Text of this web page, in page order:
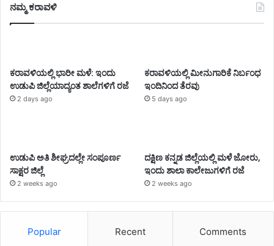
ನಮ್ಮ ಕರಾವಳಿ
ಕರಾವಳಿಯಲ್ಲಿ ಭಾರೀ ಮಳೆ: ಇಂದು
ಉಡುಪಿ ಜಿಲ್ಲೆಯಾದ್ಯಂತ ಶಾಲೆಗಳಿಗೆ ರಜೆ
2 days ago
ಕರಾವಳಿಯಲ್ಲಿ ಮೀನುಗಾರಿಕೆ ನಿರ್ಬಂಧ
ಇಂದಿನಿಂದ ತೆರವು
5 days ago
ಉಡುಪಿ ಅತಿ ಶೀಘ್ರದಲ್ಲೇ ಸಂಪೂರ್ಣ
ಸಾಕ್ಷರ ಜಿಲ್ಲೆ
2 weeks ago
ದಕ್ಷಿಣ ಕನ್ನಡ ಜಿಲ್ಲೆಯಲ್ಲಿ ಮಳೆ ಜೋರು,
ಇಂದು ಶಾಲಾ ಕಾಲೇಜುಗಳಿಗೆ ರಜೆ
2 weeks ago
Popular Recent Comments